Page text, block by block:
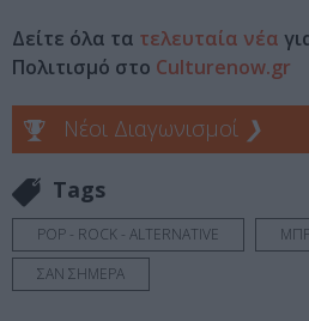
Δείτε όλα τα τελευταία νέα
Πολιτισμό στο Culturenow.gr
Νέοι Διαγωνισμοί ❯
Tags
POP - ROCK - ALTERNATIVE
ΣΑΝ ΣΗΜΕΡΑ